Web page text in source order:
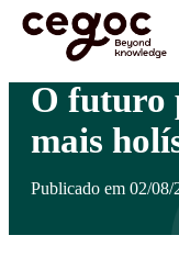
Skip to main content
Está aqui:Home >Notícias
O futuro
mais
Publicado em 02/08/